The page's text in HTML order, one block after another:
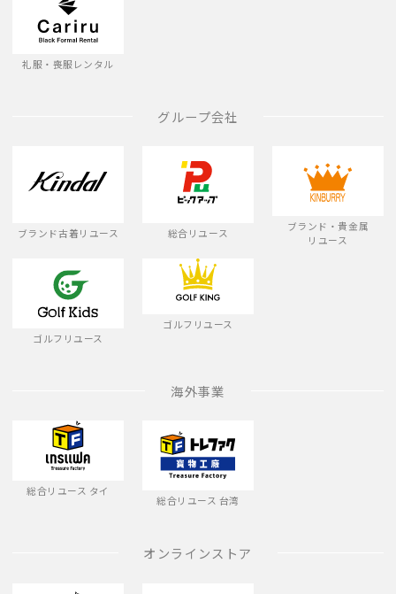
礼服・喪服レンタル
グループ会社
ブランド古着リユース 総合リユース
ブランド・貴金属
リユース
ゴルフリユース
ゴルフリユース
海外事業
総合リユース タイ
総合リユース 台湾
オンラインストア